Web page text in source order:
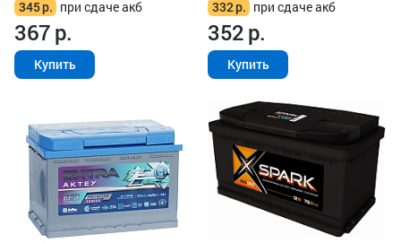
345р. при сдаче акб
367р.
Купить
332р. при сдаче акб
352р.
Купить